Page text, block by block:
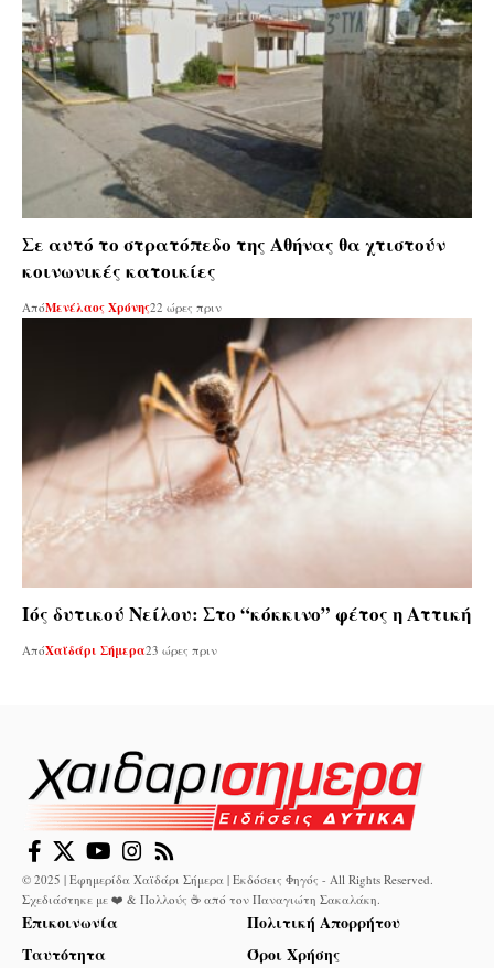
Σε αυτό το στρατόπεδο της Αθήνας θα χτιστούν
κοινωνικές κατοικίες
ΑπόΜενέλαος Χρόνης22 ώρες πριν
Ιός δυτικού Νείλου: Στο “κόκκινο” φέτος η Αττική
ΑπόΧαϊδάρι Σήμερα23 ώρες πριν
© 2025 | Εφημερίδα Χαϊδάρι Σήμερα | Εκδόσεις Φηγός - All Rights Reserved.
Σχεδιάστηκε με ❤️ & Πολλούς ☕ από τον Παναγιώτη Σακαλάκη.
Επικοινωνία
Ταυτότητα
Πολιτική Απορρήτου
Όροι Χρήσης